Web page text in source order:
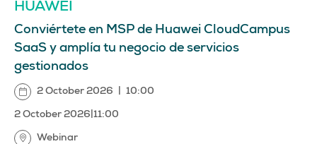
HUAWEI
Conviértete en MSP de Huawei CloudCampus
SaaS y amplía tu negocio de servicios
gestionados
2 October 2026 10:00
2 October 2026 11:00
Webinar